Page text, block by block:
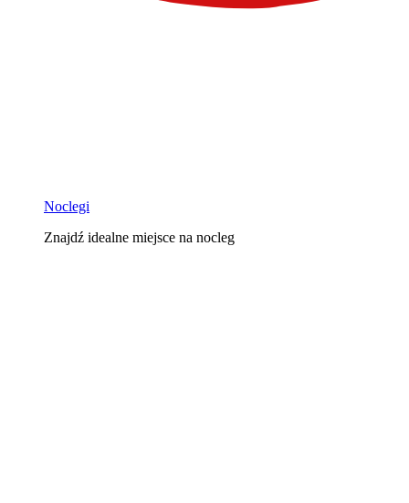
Noclegi
Znajdź idealne miejsce na nocleg